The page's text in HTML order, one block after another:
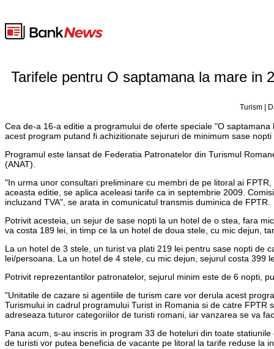
Tarifele pentru O saptamana la mare in
Turism |
Cea de-a 16-a editie a programului de oferte speciale "O
acest program putand fi achizitionate sejururi de minimum sase
Programul este lansat de Federatia Patronatelor din Turismul
(ANAT).
"In urma unor consultari preliminare cu membri de pe litoral ai
aceasta editie, se aplica aceleasi tarife ca in septembrie 2009.
incluzand TVA", se arata in comunicatul transmis duminica de FPTR.
Potrivit acesteia, un sejur de sase nopti la un hotel de o stea, fara
va costa 189 lei, in timp ce la un hotel de doua stele, cu mic dejun,
La un hotel de 3 stele, un turist va plati 219 lei pentru sase nopti de
lei/persoana. La un hotel de 4 stele, cu mic dejun, sejurul costa 399
Potrivit reprezentantilor patronatelor, sejurul minim este de 6 nopti,
"Unitatile de cazare si agentiile de turism care vor derula acest
Turismului in cadrul programului Turist in Romania si de catre
adreseaza tuturor categoriilor de turisti romani, iar vanzarea se va
Pana acum, s-au inscris in program 33 de hoteluri din toate
de turisti vor putea beneficia de vacante pe litoral la tarife reduse la